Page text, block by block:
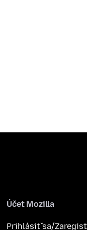
Účet Mozilla
Prihlásiť sa/